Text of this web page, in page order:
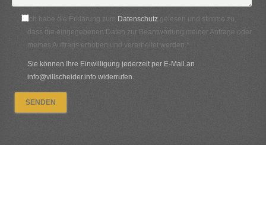
Ich habe die Erklärung zum Datenschutz gelesen und stimme zu,
dass die eingegebenen Daten zur Beantwortung meiner Anfrage oder
meines Auftrags erhoben und verarbeitet werden.*
Sie können Ihre Einwilligung jederzeit per E-Mail an
info@villscheider.info widerrufen.